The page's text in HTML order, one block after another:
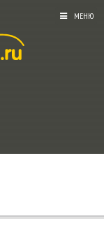
МЕНЮ